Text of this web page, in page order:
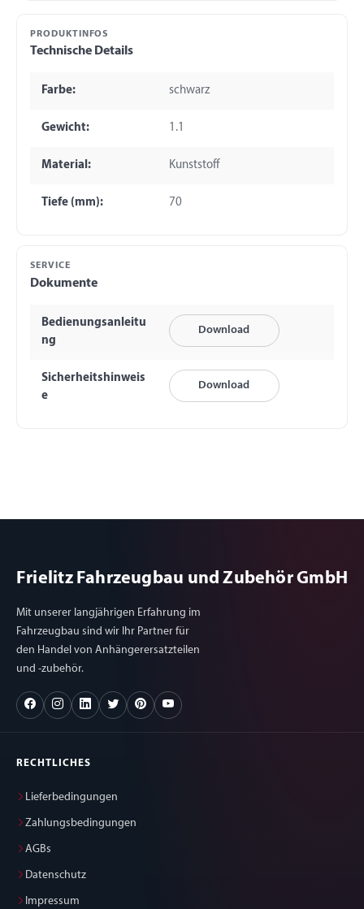
PRODUKTINFOS
Technische Details
Farbe: schwarz
Gewicht: 1.1
Material: Kunststoff
Tiefe (mm): 70
SERVICE
Dokumente
Bedienungsanleitu
ng
Download
Sicherheitshinweis
e
Download
Frielitz Fahrzeugbau und Zubehör GmbH
Mit unserer langjährigen Erfahrung im
Fahrzeugbau sind wir Ihr Partner für
den Handel von Anhängerersatzteilen
und -zubehör.
RECHTLICHES
Lieferbedingungen
Zahlungsbedingungen
AGBs
Datenschutz
Impressum